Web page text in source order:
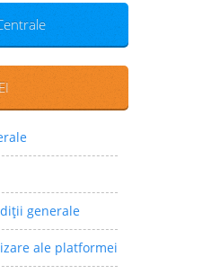
generale
ale platformei